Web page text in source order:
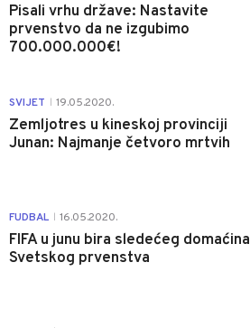
Pisali vrhu države: Nastavite
prvenstvo da ne izgubimo
700.000.000€!
SVIJET 19.05.2020.
Zemljotres u kineskoj provinciji
Junan: Najmanje četvoro mrtvih
FUDBAL 16.05.2020.
FIFA u junu bira sledećeg domaćina
Svetskog prvenstva